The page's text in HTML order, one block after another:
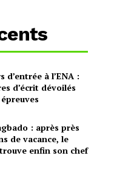
d’entrée à l’ENA :
d’écrit dévoilés
: après près
de vacance, le
enfin son chef